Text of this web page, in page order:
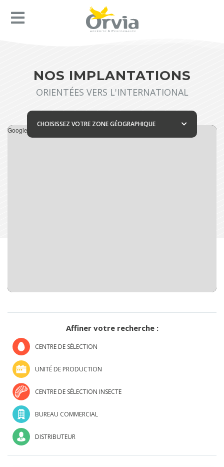
NOS IMPLANTATIONS
ORIENTÉES VERS L'INTERNATIONAL
CHOISISSEZ VOTRE ZONE GÉOGRAPHIQUE
Google Maps est désactivé.
Affiner votre recherche :
CENTRE DE SÉLECTION
UNITÉ DE PRODUCTION
CENTRE DE SÉLECTION INSECTE
BUREAU COMMERCIAL
DISTRIBUTEUR